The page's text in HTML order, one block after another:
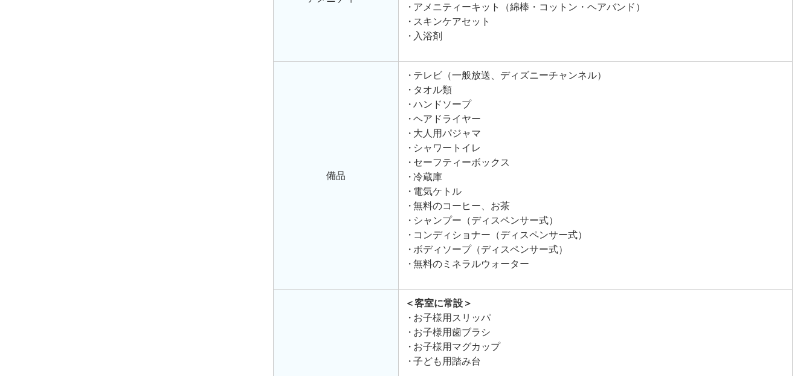
アメニティーキット（綿棒・コットン・ヘアバンド）
スキンケアセット
入浴剤
備品
テレビ（一般放送、ディズニーチャンネル）
タオル類
ハンドソープ
ヘアドライヤー
大人用パジャマ
シャワートイレ
セーフティーボックス
冷蔵庫
電気ケトル
無料のコーヒー、お茶
シャンプー（ディスペンサー式）
コンディショナー（ディスペンサー式）
ボディソープ（ディスペンサー式）
無料のミネラルウォーター
＜客室に常設＞
お子様用スリッパ
お子様用歯ブラシ
お子様用マグカップ
子ども用踏み台